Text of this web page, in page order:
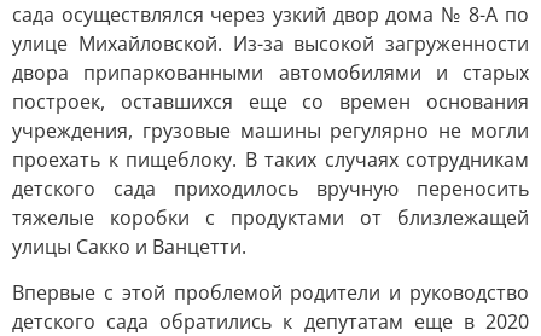
сада осуществлялся через узкий двор дома № 8-А по
улице Михайловской. Из-за высокой загруженности
двора припаркованными автомобилями и старых
построек, оставшихся еще со времен основания
учреждения, грузовые машины регулярно не могли
проехать к пищеблоку. В таких случаях сотрудникам
детского сада приходилось вручную переносить
тяжелые коробки с продуктами от близлежащей
улицы Сакко и Ванцетти.
Впервые с этой проблемой родители и руководство
детского сада обратились к депутатам еще в 2020